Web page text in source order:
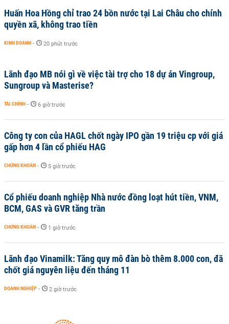
Huấn Hoa Hồng chỉ trao 24 bồn nước tại Lai Châu cho chính
quyền xã, không trao tiền
KINH DOANH - 20 phút trước
Lãnh đạo MB nói gì về việc tài trợ cho 18 dự án Vingroup,
Sungroup và Masterise?
TÀI CHÍNH - 6 giờ trước
Công ty con của HAGL chốt ngày IPO gần 19 triệu cp với giá
gấp hơn 4 lần cổ phiếu HAG
CHỨNG KHOÁN - 5 giờ trước
Cổ phiếu doanh nghiệp Nhà nước đồng loạt hút tiền, VNM,
BCM, GAS và GVR tăng trần
CHỨNG KHOÁN - 1 giờ trước
Lãnh đạo Vinamilk: Tăng quy mô đàn bò thêm 8.000 con, đã
chốt giá nguyên liệu đến tháng 11
DOANH NGHIỆP - 2 giờ trước